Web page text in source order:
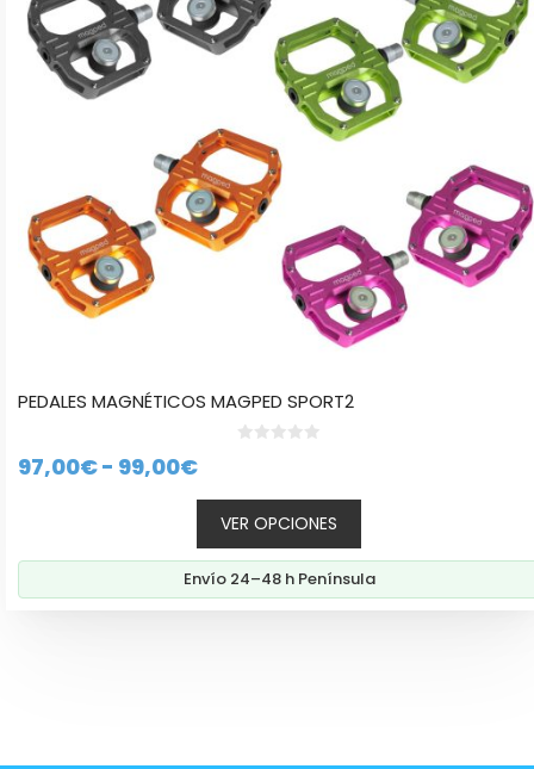
PEDALES MAGNÉTICOS MAGPED SPORT2
5
97,00€- 99,00€Rango
de
precios:
desde
97,00€
VER OPCIONES
opciones
se
pueden
producto
Envío 24–48 h Península